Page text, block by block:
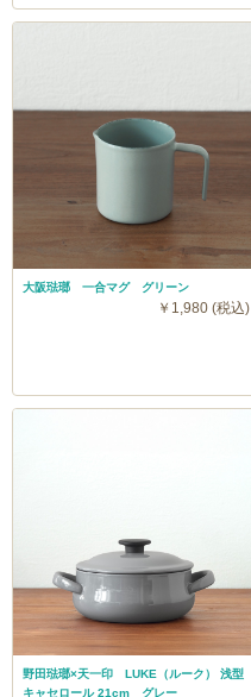
大阪琺瑯 一合マグ グリーン
￥1,980 (税込)
野田琺瑯×天一印 LUKE（ルーク） 浅型
キャセロール 21cm グレー